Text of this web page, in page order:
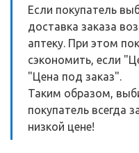
Если покупатель
доставка заказа
аптеку. При этом
сэкономить, если
"Цена под заказ".
Таким образом,
покупатель всегда
низкой цене!